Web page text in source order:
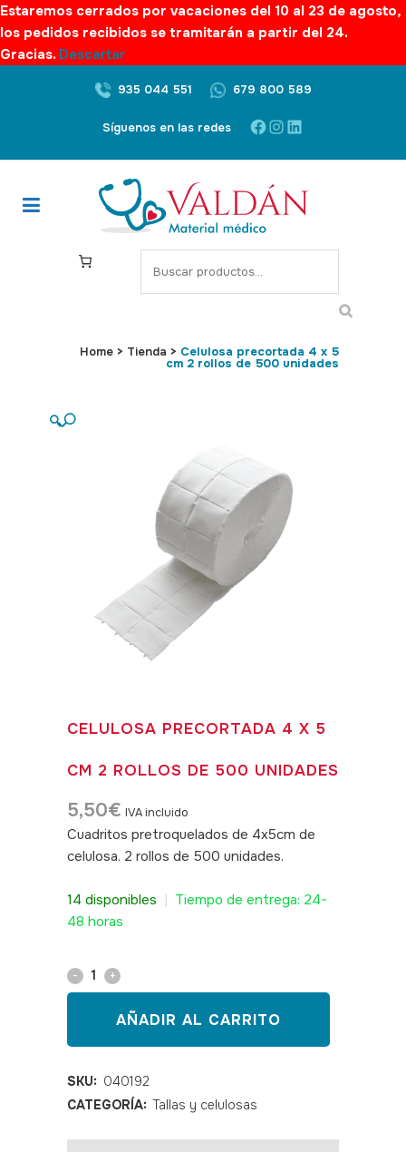
Estaremos cerrados por vacaciones del 10 al 23 de agosto,
los pedidos recibidos se tramitarán a partir del 24.
Gracias. Descartar
935 044 551 679 800 589
Síguenos en las redes Facebook
Instagram
LinkedIn
S
e
c
Home > Tienda > Celulosa precortada 4 x 5
cm 2 rollos de 500 unidades
🔍
CELULOSA PRECORTADA 4 X 5
CM 2 ROLLOS DE 500 UNIDADES
5,50€ IVA incluido
Cuadritos pretroquelados de 4x5cm de
celulosa. 2 rollos de 500 unidades.
14 disponibles
Tiempo de entrega: 24-
48 horas
Celulosa
precortada
4
x
5
cm
AÑADIR AL CARRITO
SKU: 040192
CATEGORÍA: Tallas y celulosas